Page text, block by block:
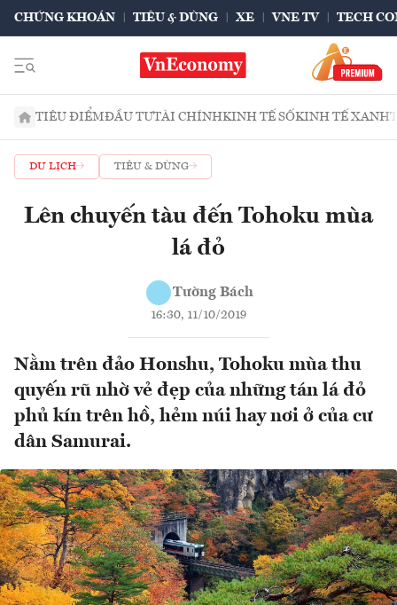
CHỨNG KHOÁN TIÊU & DÙNG XE VNE TV TECH
TIÊU ĐIỂMĐẦU TƯTÀI CHÍNHKINH TẾ SỐKINH TẾ XANH
DU LỊCH TIÊU & DÙNG
Lên chuyến tàu đến Tohoku mùa
lá đỏ
Tường Bách
16:30, 11/10/2019
Nằm trên đảo Honshu, Tohoku mùa thu
quyến rũ nhờ vẻ đẹp của những tán lá đỏ
phủ kín trên hồ, hẻm núi hay nơi ở của cư
dân Samurai.